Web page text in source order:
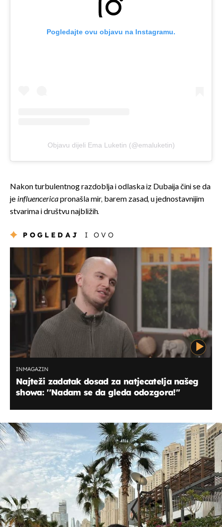
Pogledajte ovu objavu na Instagramu.
Objavu dijeli Ema Luketin (@emaluketin)
Nakon turbulentnog razdoblja i odlaska iz Dubaija čini se da
jeinfluencericapronašla mir, barem zasad, u jednostavnijim
stvarima i društvu najbližih.
POGLEDAJ I OVO
INMAGAZIN
Najteži zadatak dosad za natjecatelja našeg
showa: ''Nadam se da gleda odozgora!''